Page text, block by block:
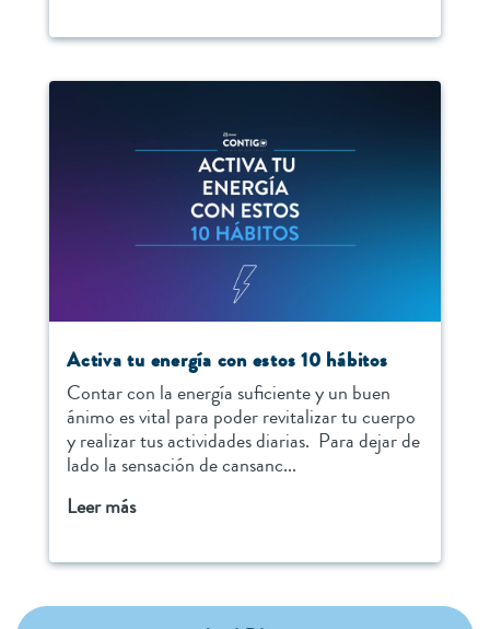
Activa tu energía con estos 10 hábitos
Contar con la energía suficiente y un buen
ánimo es vital para poder revitalizar tu cuerpo
y realizar tus actividades diarias. Para dejar de
lado la sensación de cansanc...
Leer más